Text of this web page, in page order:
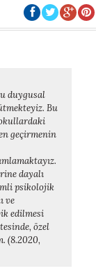
duygusal
Bu
geçirmenin
dayalı
psikolojik
ve
edilmesi
özel
(8.2020,